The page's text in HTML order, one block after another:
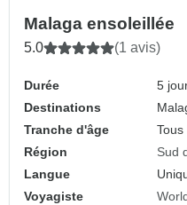
Malaga ensoleillée
5.0 (1 avis)
Durée
5
Destinations
Tranche d'âge
Région
Sud
Langue
Voyagiste